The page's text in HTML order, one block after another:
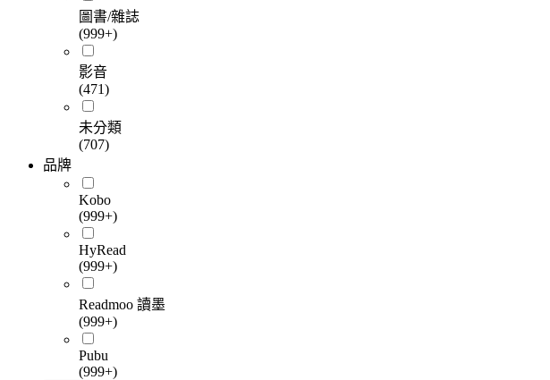
圖書/雜誌
(999+)
影音
(471)
未分類
(707)
品牌
Kobo
(999+)
HyRead
(999+)
Readmoo 讀墨
(999+)
Pubu
(999+)